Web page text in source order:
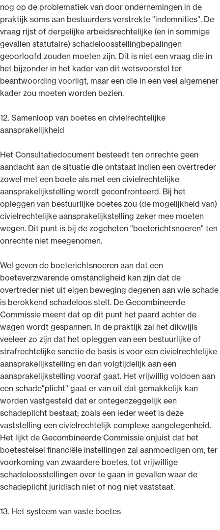
nog op de problematiek van door ondernemingen in de
praktijk soms aan bestuurders verstrekte "indemnities". De
vraag rijst of dergelijke arbeidsrechtelijke (en in sommige
gevallen statutaire) schadeloosstellingbepalingen
geoorloofd zouden moeten zijn. Dit is niet een vraag die in
het bijzonder in het kader van dit wetsvoorstel ter
beantwoording voorligt, maar een die in een veel algemener
kader zou moeten worden bezien.
12. Samenloop van boetes en civielrechtelijke
aansprakelijkheid
Het Consultatiedocument besteedt ten onrechte geen
aandacht aan de situatie die ontstaat indien een overtreder
zowel met een boete als met een civielrechtelijke
aansprakelijkstelling wordt geconfronteerd. Bij het
opleggen van bestuurlijke boetes zou (de mogelijkheid van)
civielrechtelijke aansprakelijkstelling zeker mee moeten
wegen. Dit punt is bij de zogeheten "boeterichtsnoeren" ten
onrechte niet meegenomen.
Wel geven de boeterichtsnoeren aan dat een
boeteverzwarende omstandigheid kan zijn dat de
overtreder niet uit eigen beweging degenen aan wie schade
is berokkend schadeloos stelt. De Gecombineerde
Commissie meent dat op dit punt het paard achter de
wagen wordt gespannen. In de praktijk zal het dikwijls
veeleer zo zijn dat het opleggen van een bestuurlijke of
strafrechtelijke sanctie de basis is voor een civielrechtelijke
aansprakelijkstelling en dan volgtijdelijk aan een
aansprakelijkstelling vooraf gaat. Het vrijwillig voldoen aan
een schade"plicht" gaat er van uit dat gemakkelijk kan
worden vastgesteld dat er ontegenzeggelijk een
schadeplicht bestaat; zoals een ieder weet is deze
vaststelling een civielrechtelijk complexe aangelegenheid.
Het lijkt de Gecombineerde Commissie onjuist dat het
boetestelsel financiële instellingen zal aanmoedigen om, ter
voorkoming van zwaardere boetes, tot vrijwillige
schadeloosstellingen over te gaan in gevallen waar de
schadeplicht juridisch niet of nog niet vaststaat.
13. Het systeem van vaste boetes